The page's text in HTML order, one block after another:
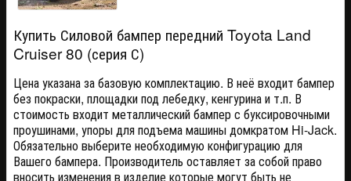
Купить Силовой бампер передний Toyota Land
Cruiser 80 (серия С)
Цена указана за базовую комплектацию. В неё входит бампер
без покраски, площадки под лебедку, кенгурина и т.п. В
стоимость входит металлический бампер с буксировочными
проушинами, упоры для подъема машины домкратом Hi-Jack.
Обязательно выберите необходимую конфигурацию для
Вашего бампера. Производитель оставляет за собой право
вносить изменения в изделие которые могут быть не